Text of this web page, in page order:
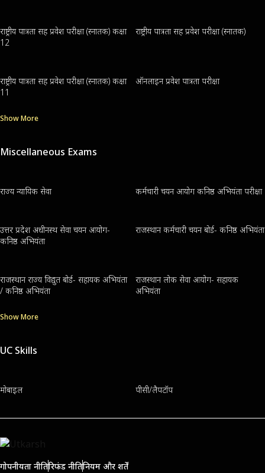
राष्ट्रीय पात्रता सह प्रवेश परीक्षा (स्नातक) कक्षा
12
राष्ट्रीय पात्रता सह प्रवेश परीक्षा (स्नातक)
राष्ट्रीय पात्रता सह प्रवेश परीक्षा (स्नातक) कक्षा
11
ऑनलाइन प्रवेश पात्रता परीक्षा
Show More
Miscellaneous Exams
राज्य न्यायिक सेवा कर्मचारी चयन आयोग कनिष्ठ अभियंता परीक्षा
उत्तर प्रदेश अधीनस्थ सेवा चयन आयोग-
कनिष्ठ अभियंता
राजस्थान कर्मचारी चयन बोर्ड- कनिष्ठ अभियंता
राजस्थान राज्य विद्युत बोर्ड- सहायक अभियंता
/ कनिष्ठ अभियंता
राजस्थान लोक सेवा आयोग- सहायक
अभियंता
Show More
UC Skills
मोबाइल पीसी/लैपटॉप
गोपनीयता नीतिरिफंड नीतिनियम और शर्तें